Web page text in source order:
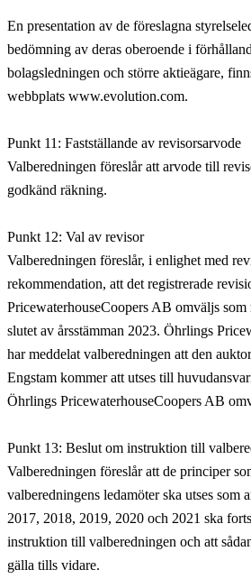
En presentation av de föreslagna
bedömning av deras oberoende i
bolagsledningen och större aktieägare,
webbplats www.evolution.com.
Punkt 11: Fastställande av revisorsarvode
Valberedningen föreslår att arvode till
godkänd räkning.
Punkt 12: Val av revisor
Valberedningen föreslår, i enlighet med
rekommendation, att det registrerade
PricewaterhouseCoopers AB omväljs
slutet av årsstämman 2023. Öhrlings
har meddelat valberedningen att den
Engstam kommer att utses till
Öhrlings PricewaterhouseCoopers AB
Punkt 13: Beslut om instruktion till
Valberedningen föreslår att de principer
valberedningens ledamöter ska utses som
2017, 2018, 2019, 2020 och 2021 ska
instruktion till valberedningen och att
gälla tills vidare.